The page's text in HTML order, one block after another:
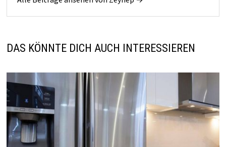
DAS KÖNNTE DICH AUCH INTERESSIEREN